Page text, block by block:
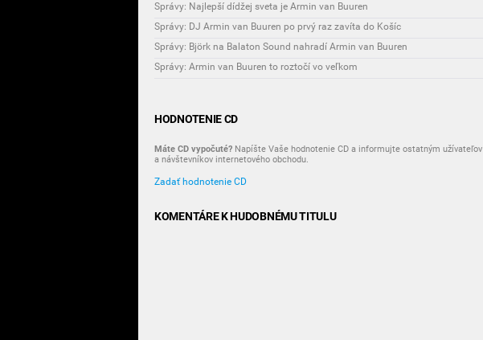
Správy: Najlepší dídžej sveta je Armin van Buuren
Správy: DJ Armin van Buuren po prvý raz zavíta do Košíc
Správy: Björk na Balaton Sound nahradí Armin van Buuren
Správy: Armin van Buuren to roztočí vo veľkom
HODNOTENIE CD
Máte CD vypočuté? Napíšte Vaše hodnotenie CD a informujte ostatným užívateľov
a návštevníkov internetového obchodu.
Zadať hodnotenie CD
KOMENTÁRE K HUDOBNÉMU TITULU